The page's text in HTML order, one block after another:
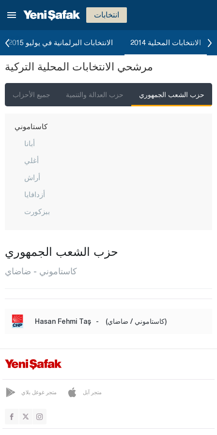
انتخابات
الانتخابات البرلمانية في يوليو 2015 الانتخابات المحلية 2014
مرشحي الانتخابات المحلية التركية
جميع الأحزاب حزب العدالة والتنمية حزب الشعب الجمهوري
إيغدير
إيسبارتا
قهرمان ماراش
قارابوك
كارس
كاستاموني
أبانا
أغلي
أراش
أزدافايا
ببزكورت
دوغان يورت
هانون
إينيه بولو
كوريه
شينبازار
حزب الشعب الجمهوري
كاستاموني - ضاضاي
Hasan Fehmi Taş - (كاستاموني / ضاضاي)
متجر غوغل بلاي متجر آبل